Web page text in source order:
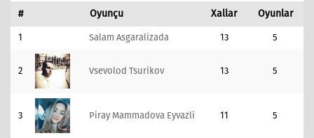
# Oyunçu Xallar Oyunlar
1 Salam Asgaralizada 13 5
2 Vsevolod Tsurikov 13 5
3 Piray Mammadova Eyvazli 11 5